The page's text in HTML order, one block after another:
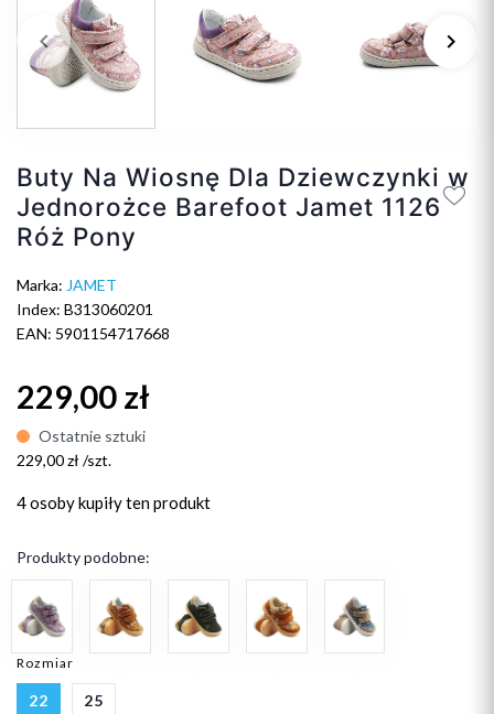
Poprzedni
keyboard_arrow_left keyboard_arrow_right
Buty Na Wiosnę Dla Dziewczynki w
Jednorożce Barefoot Jamet 1126
Róż Pony
Marka: JAMET
Index: B313060201
EAN: 5901154717668
229,00 zł
Ostatnie sztuki
229,00 zł /szt.
4 osobykupiły ten produkt
Produkty podobne:
Rozmiar
22 25